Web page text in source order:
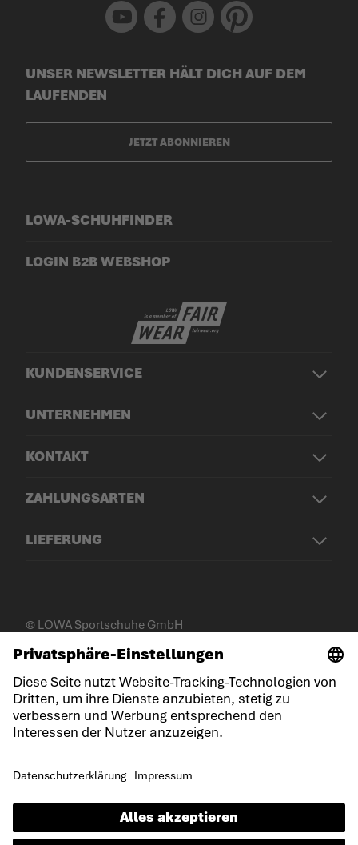
Youtube Facebook Instagram Pinterest
KUNDENSERVICE
UNTERNEHMEN
KONTAKT
ZAHLUNGSARTEN
LIEFERUNG
LOWA-SCHUHFINDER
LOGIN B2B WEBSHOP
UNSER NEWSLETTER HÄLT DICH AUF DEM
LAUFENDEN
JETZT ABONNIEREN
© LOWA Sportschuhe GmbH
Impressum
Datenschutz
Cookies
Gewinnspielbedingungen
Erklärung zur Barrierefreiheit